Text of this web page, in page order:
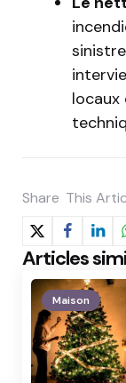
locaux
Share This
Articles
Maison